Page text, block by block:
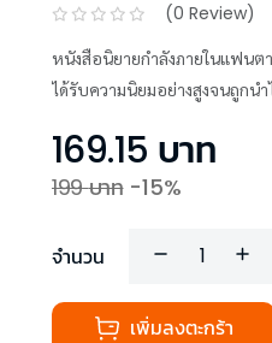
(0 Review)
หนังสือนิยายกำลังภายในแฟน
ได้รับความนิยมอย่างสูงจนถูกนำ
169.15 บาท
199บาท -15%
จำนวน
เพิ่มลงตะกร้า